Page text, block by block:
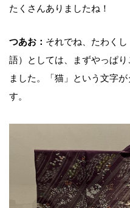
たくさんありましたね！
つあお： それでね、たわく
語）としては、まずやっぱ
ました。「猫」という文字
す。